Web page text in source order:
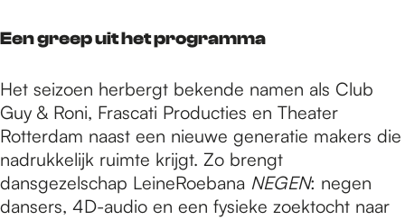
Een greep uit het programma
Het seizoen herbergt bekende namen als Club
Guy & Roni, Frascati Producties en Theater
Rotterdam naast een nieuwe generatie makers die
nadrukkelijk ruimte krijgt. Zo brengt
dansgezelschap LeineRoebana NEGEN: negen
dansers, 4D-audio en een fysieke zoektocht naar